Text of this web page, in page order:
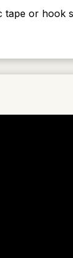
tape or hook